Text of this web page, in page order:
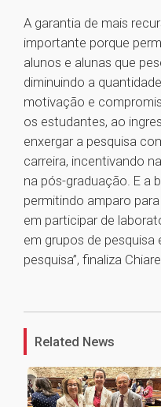
A garantia de mais
importante porque
alunos e alunas que
diminuindo a
motivação e
os estudantes, ao
enxergar a pesquisa
carreira, incentivando
na pós-graduação. E a
permitindo amparo
em participar de
em grupos de pesquisa
pesquisa”, finaliza
Related News